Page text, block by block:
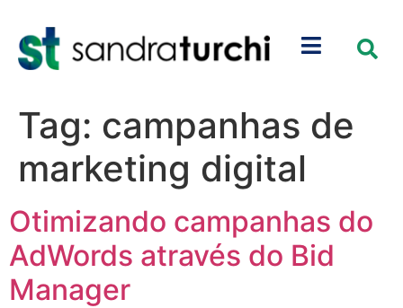
Tag: campanhas de
marketing digital
Otimizando campanhas do
AdWords através do Bid
Manager